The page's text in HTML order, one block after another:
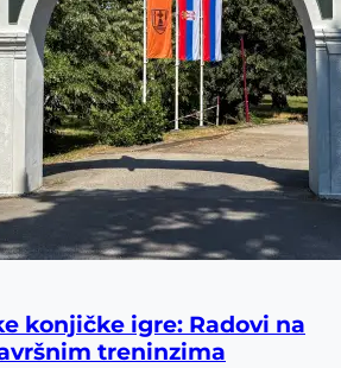
konjičke igre: Radovi na
treninzima